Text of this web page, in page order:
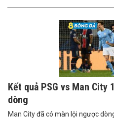
Kết quả PSG vs Man City
dòng
Man City đã có màn lội ngược